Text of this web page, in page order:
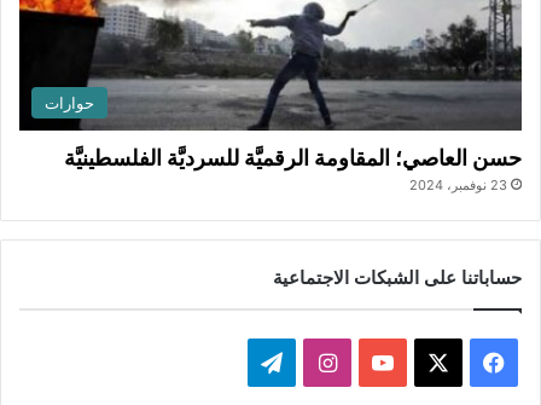
حوارات
حسن العاصي؛ المقاومة الرقميَّة للسرديَّة الفلسطينيَّة
23 نوفمبر، 2024
حساباتنا على الشبكات الاجتماعية